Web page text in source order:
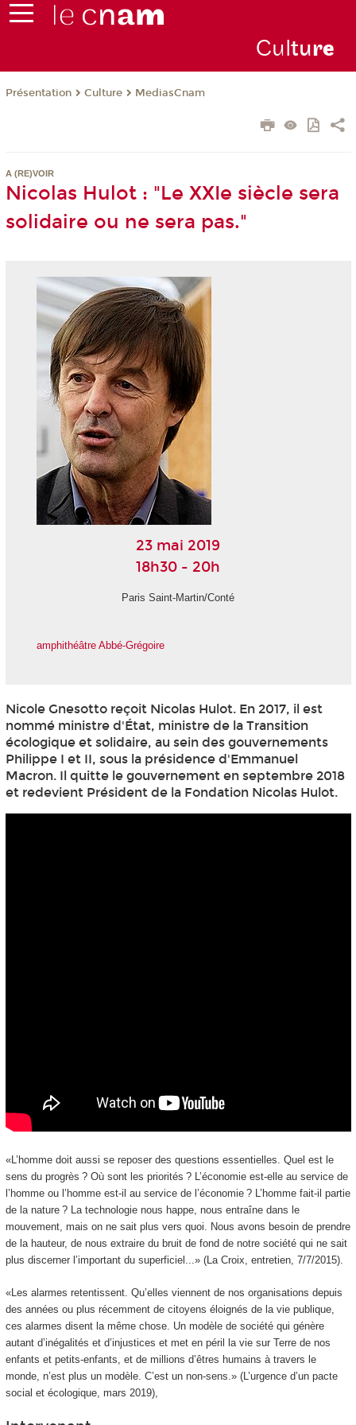
Culture
Présentation Culture MediasCnam
A (RE)VOIR
Nicolas Hulot : "Le XXIe siècle sera
solidaire ou ne sera pas."
23 mai 2019
18h30 - 20h
Paris Saint-Martin/Conté
amphithéâtre Abbé-Grégoire
Nicole Gnesotto reçoit Nicolas Hulot. En 2017, il est
nommé ministre d'État, ministre de la Transition
écologique et solidaire, au sein des gouvernements
Philippe I et II, sous la présidence d'Emmanuel
Macron. Il quitte le gouvernement en septembre 2018
et redevient Président de la Fondation Nicolas Hulot.
«L’homme doit aussi se reposer des questions essentielles. Quel est le
sens du progrès ? Où sont les priorités ? L’économie est-elle au service de
l’homme ou l’homme est-il au service de l’économie ? L’homme fait-il partie
de la nature ? La technologie nous happe, nous entraîne dans le
mouvement, mais on ne sait plus vers quoi. Nous avons besoin de prendre
de la hauteur, de nous extraire du bruit de fond de notre société qui ne sait
plus discerner l’important du superficiel...» (La Croix, entretien, 7/7/2015).
«Les alarmes retentissent. Qu’elles viennent de nos organisations depuis
des années ou plus récemment de citoyens éloignés de la vie publique,
ces alarmes disent la même chose. Un modèle de société qui génère
autant d’inégalités et d’injustices et met en péril la vie sur Terre de nos
enfants et petits-enfants, et de millions d’êtres humains à travers le
monde, n’est plus un modèle. C’est un non-sens.» (L’urgence d’un pacte
social et écologique, mars 2019),